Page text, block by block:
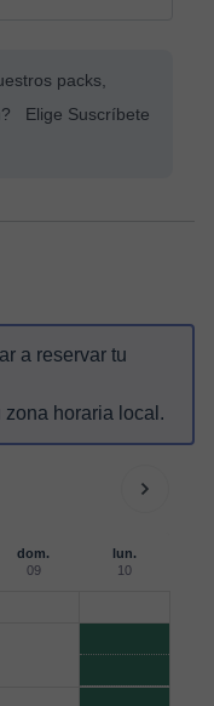
packs,
Elige Suscríbete
a reservar tu
zona horaria local.
dom.
09
lun.
10